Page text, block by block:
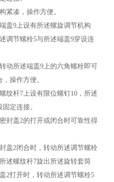
紧凑，操作方便。
盖9上设有所述螺旋调节机构
调节螺栓5与所述端盖9穿设连
动所述端盖9上的六角螺栓即可
操作方便。
纹杆7上设有限位螺钉10，所述
定连接。
封盖2的打开或闭合时可靠性得
盖2闭合时，转动所述调节螺栓
述螺纹杆7旋出所述旋转套筒
2打开时，转动所述调节螺栓5